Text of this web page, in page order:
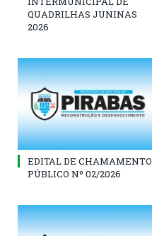
QUADRILHAS JUNINAS
2026
EDITAL DE CHAMAMENTO
PÚBLICO Nº 02/2026